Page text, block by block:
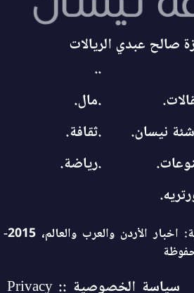
صالح عبدي الريالات
..
.مال.
نيسان.
.ثقافة.
.رياضة.
صحيفة نيسان الالكترونية: اخبار الأردن والعرب والعالم، 2015-
سياسة الخصوصية :: Privacy